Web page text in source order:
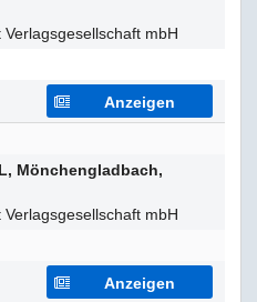
mbH
Anzeigen
Mönchengladbach,
mbH
Anzeigen